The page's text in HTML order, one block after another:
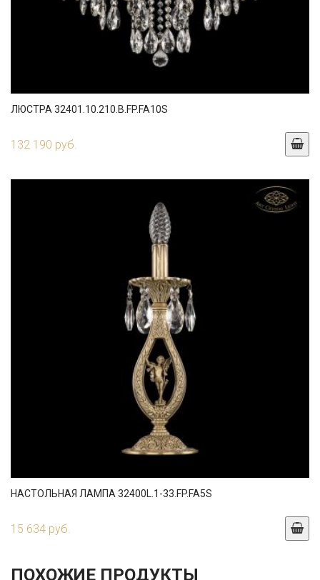
ЛЮСТРА 32401.10.210.B.FP.FA10S
132 190 руб.
НАСТОЛЬНАЯ ЛАМПА 32400L.1-33.FP.FA5S
15 634 руб.
ПОХОЖИЕ ПРОДУКТЫ